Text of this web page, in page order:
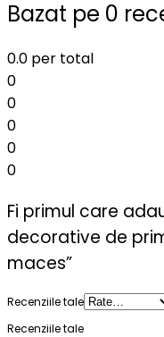
Bazat pe 0
0.0 per total
0
0
0
0
0
Fi primul care
decorative de
maces”
Recenziile tale
Recenziile tale